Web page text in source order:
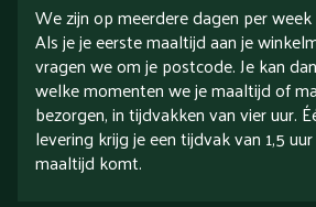
We zijn op meerdere dagen per
Als je je eerste maaltijd aan je
vragen we om je postcode. Je kan
welke momenten we je maaltijd of
bezorgen, in tijdvakken van vier uur.
levering krijg je een tijdvak van 1,5
maaltijd komt.